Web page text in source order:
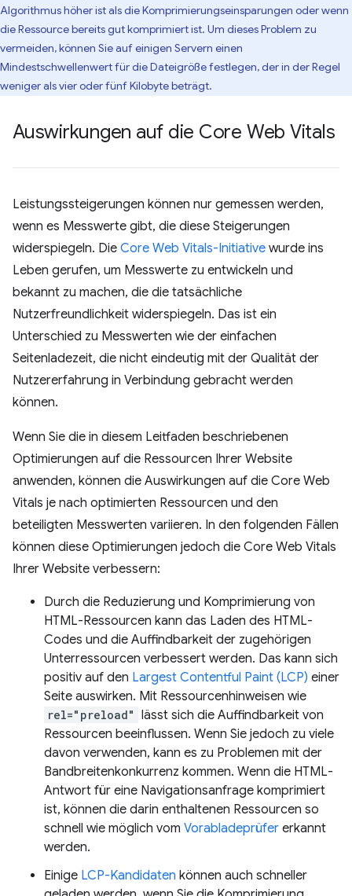
Algorithmus höher ist als die Komprimierungseinsparungen oder wenn
die Ressource bereits gut komprimiert ist. Um dieses Problem zu
vermeiden, können Sie auf einigen Servern einen
Mindestschwellenwert für die Dateigröße festlegen, der in der Regel
weniger als vier oder fünf Kilobyte beträgt.
Auswirkungen auf die Core Web Vitals
Leistungssteigerungen können nur gemessen werden,
wenn es Messwerte gibt, die diese Steigerungen
widerspiegeln. Die Core Web Vitals-Initiative wurde ins
Leben gerufen, um Messwerte zu entwickeln und
bekannt zu machen, die die tatsächliche
Nutzerfreundlichkeit widerspiegeln. Das ist ein
Unterschied zu Messwerten wie der einfachen
Seitenladezeit, die nicht eindeutig mit der Qualität der
Nutzererfahrung in Verbindung gebracht werden
können.
Wenn Sie die in diesem Leitfaden beschriebenen
Optimierungen auf die Ressourcen Ihrer Website
anwenden, können die Auswirkungen auf die Core Web
Vitals je nach optimierten Ressourcen und den
beteiligten Messwerten variieren. In den folgenden Fällen
können diese Optimierungen jedoch die Core Web Vitals
Ihrer Website verbessern:
Durch die Reduzierung und Komprimierung von
HTML-Ressourcen kann das Laden des HTML-
Codes und die Auffindbarkeit der zugehörigen
Unterressourcen verbessert werden. Das kann sich
positiv auf den Largest Contentful Paint (LCP) einer
Seite auswirken. Mit Ressourcenhinweisen wie
rel="preload" lässt sich die Auffindbarkeit von
Ressourcen beeinflussen. Wenn Sie jedoch zu viele
davon verwenden, kann es zu Problemen mit der
Bandbreitenkonkurrenz kommen. Wenn die HTML-
Antwort für eine Navigationsanfrage komprimiert
ist, können die darin enthaltenen Ressourcen so
schnell wie möglich vom Vorabladeprüfer erkannt
werden.
Einige LCP-Kandidaten können auch schneller